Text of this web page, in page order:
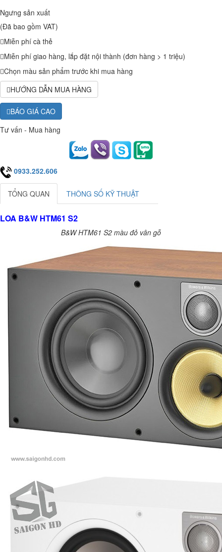
Ngưng sản xuất
(Đã bao gồm VAT)
Miễn phí cà thẻ
Miễn phí giao hàng, lắp đặt nội thành (đơn hàng > 1 triệu)
Chọn màu sản phẩm trước khi mua hàng
HƯỚNG DẪN MUA HÀNG
BÁO GIÁ CAO
Tư vấn - Mua hàng
0933.252.606
TỔNG QUAN THÔNG SỐ KỸ THUẬT
LOA B&W HTM61 S2
B&W HTM61 S2 màu đỏ vân gỗ